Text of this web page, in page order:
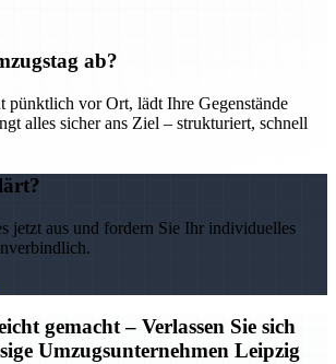
ab?
pünktlich vor Ort, lädt Ihre Gegenstände
alles sicher ans Ziel – strukturiert, schnell
jetzt aus und fordern Sie Ihr individuelles
gemacht – Verlassen Sie sich
Umzugsunternehmen Leipzig